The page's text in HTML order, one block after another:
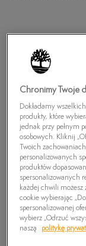
Chronimy Twoje
Dokładamy
produkty, które
jednak przy pełnym
osobowych. Kliknij
Twoich
personalizowanych
produktów
spersonalizowanych
każdej chwili
cookie wybierając
spersonalizowanej
wybierz „Odrzuć
naszą
politykę